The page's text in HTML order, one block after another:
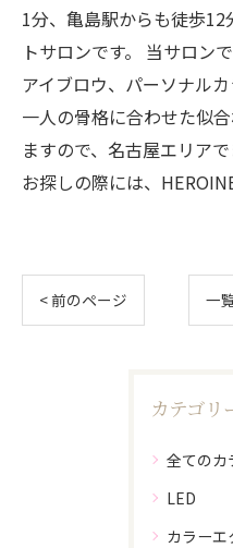
1分、亀島駅からも徒歩
トサロンです。 当サロン
アイブロウ、パーソナル
一人の骨格に合わせた似
ますので、名古屋エリア
お探しの際には、
< 前のページ 一
カテゴリ
全てのカ
LED
カラーエ